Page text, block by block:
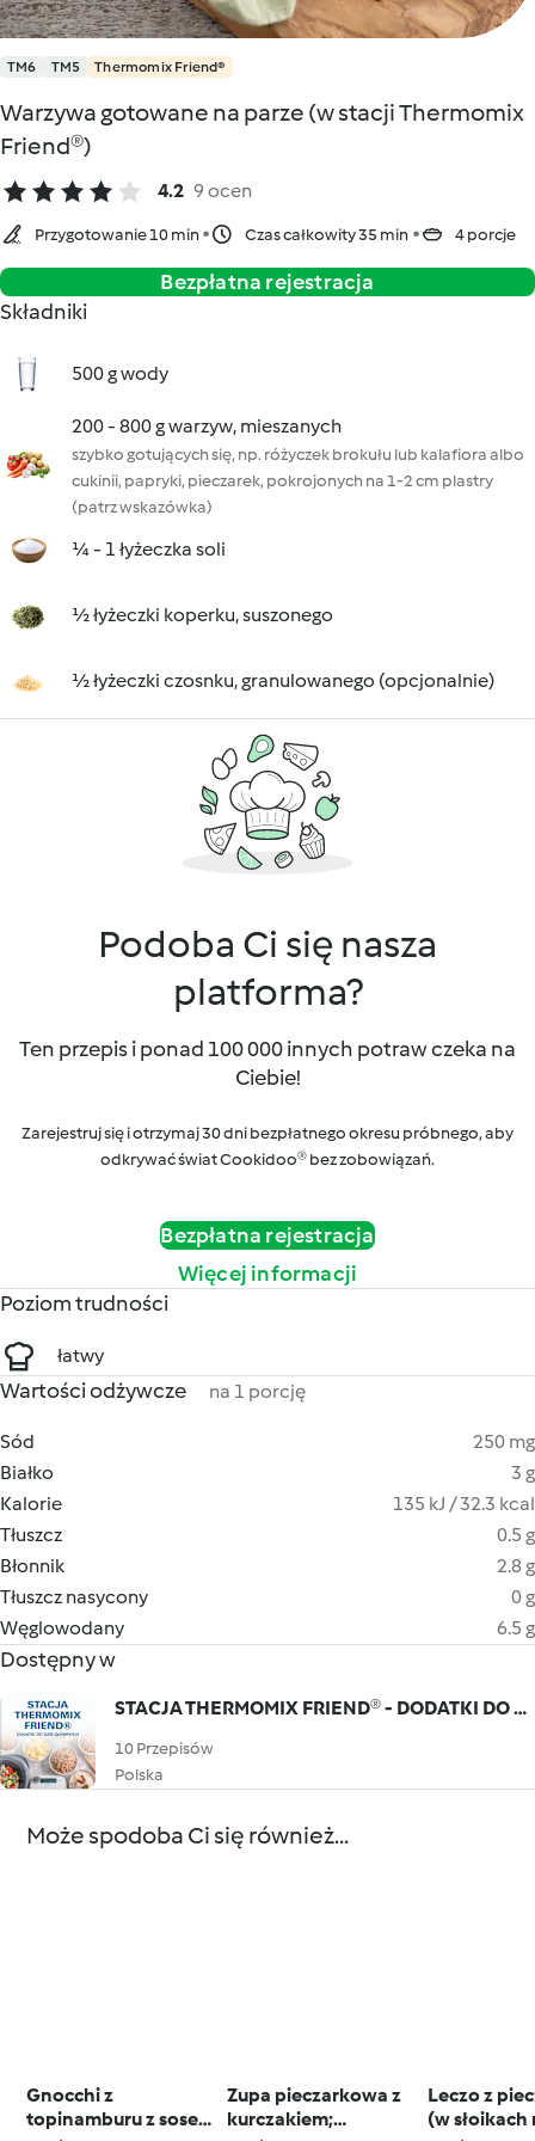
TM6 TM5 Thermomix Friend®
Warzywa gotowane na parze (w stacji Thermomix
Friend®)
4.2 9 ocen
Przygotowanie 10 min Czas całkowity 35 min 4 porcje
Bezpłatna rejestracja
Składniki
500 g wody
200 - 800 g warzyw, mieszanych
szybko gotujących się, np. różyczek brokułu lub kalafiora albo
cukinii, papryki, pieczarek, pokrojonych na 1-2 cm plastry
(patrz wskazówka)
¼ - 1 łyżeczka soli
½ łyżeczki koperku, suszonego
½ łyżeczki czosnku, granulowanego (opcjonalnie)
Podoba Ci się nasza
platforma?
Ten przepis i ponad 100 000 innych potraw czeka na
Ciebie!
Zarejestruj się i otrzymaj 30 dni bezpłatnego okresu próbnego, aby
odkrywać świat Cookidoo® bez zobowiązań.
Bezpłatna rejestracja
Więcej informacji
Poziom trudności
łatwy
Wartości odżywcze na 1 porcję
Sód
250 mg
Białko
3 g
Kalorie
135 kJ / 32.3 kcal
Tłuszcz
0.5 g
Błonnik
2.8 g
Tłuszcz nasycony
0 g
Węglowodany
6.5 g
Dostępny w
STACJA THERMOMIX FRIEND® - DODATKI DO DAŃ GŁÓWNYCH
10 Przepisów
Polska
Może spodoba Ci się również...
Gnocchi z
topinamburu z sosem
Zupa pieczarkowa z
kurczakiem;
Leczo z
(w słoikach